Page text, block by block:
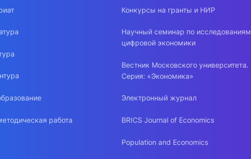
работа
Конкурсы на гранты и НИР
Научный семинар по исследованиям
цифровой экономики
Вестник Московского университета.
Серия: «Экономика»
Электронный журнал
BRICS Journal of Economics
Population and Economics